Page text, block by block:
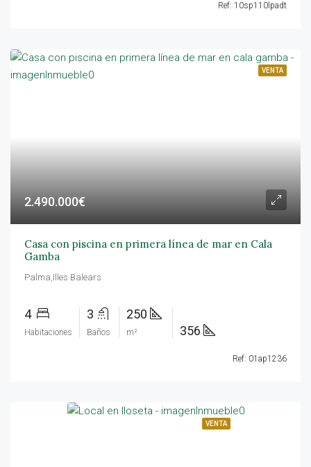
Ref: 10sp110lpadt
VENTA
2.490.000€
Casa con piscina en primera línea de mar en Cala
Gamba
Palma,Illes Balears
4
Habitaciones
3
Baños
250
m² 356
Ref: 01ap1236
VENTA